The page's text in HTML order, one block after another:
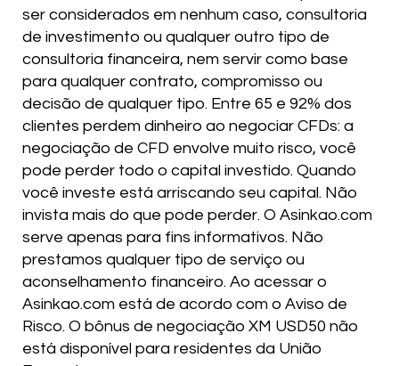
ser considerados em nenhum caso, consultoria
de investimento ou qualquer outro tipo de
consultoria financeira, nem servir como base
para qualquer contrato, compromisso ou
decisão de qualquer tipo. Entre 65 e 92% dos
clientes perdem dinheiro ao negociar CFDs: a
negociação de CFD envolve muito risco, você
pode perder todo o capital investido. Quando
você investe está arriscando seu capital. Não
invista mais do que pode perder. O Asinkao.com
serve apenas para fins informativos. Não
prestamos qualquer tipo de serviço ou
aconselhamento financeiro. Ao acessar o
Asinkao.com está de acordo com o Aviso de
Risco. O bônus de negociação XM USD50 não
está disponível para residentes da União